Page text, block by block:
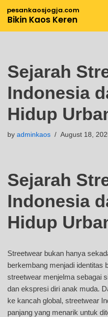
pesankaosjogja.com
Bikin Kaos Keren
Sejarah
Indonesia
Hidup
by adminkaos August 18,
Sejarah
Indonesia
Hidup
Streetwear bukan hanya
berkembang menjadi identitas
streetwear menjelma sebagai
dan ekspresi diri anak muda.
ke kancah global, streetwear
panjang yang menarik untuk